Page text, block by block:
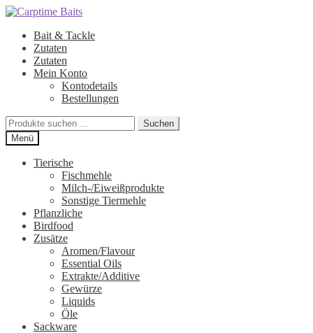
Zur
springen
Zum
springenBait & Tackle
Zutaten
Zutaten
Mein Konto
Kontodetails
Bestellungen
Suchen
nach:
Suchen
Menü
Tierische
Fischmehle
Milch-/Eiweißprodukte
Sonstige Tiermehle
Pflanzliche
Birdfood
Zusätze
Aromen/Flavour
Essential Oils
Extrakte/Additive
Gewürze
Liquids
Öle
Sackware